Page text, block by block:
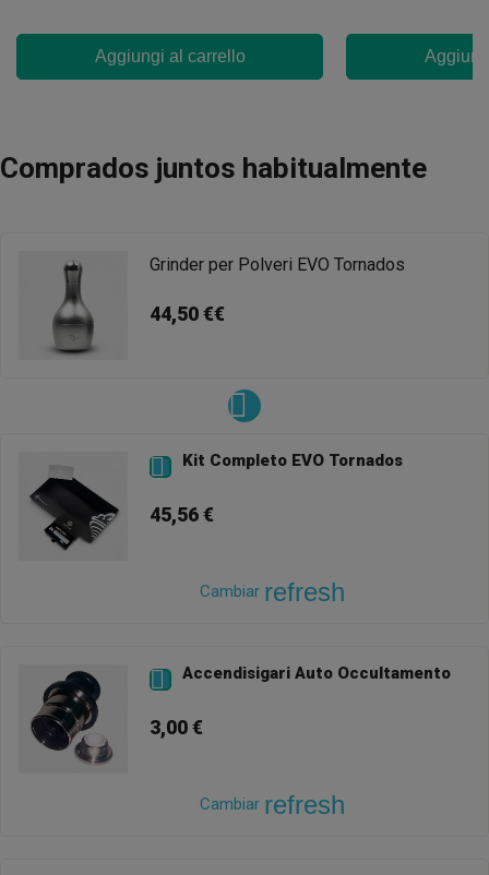
Aggiungi al carrello
Comprados juntos habitualmente
Grinder per Polveri EVO Tornados
44,50 €€
 Kit Completo EVO Tornados
45,56 €
Cambiar refresh
 Accendisigari Auto Occultamento
3,00 €
Cambiar refresh